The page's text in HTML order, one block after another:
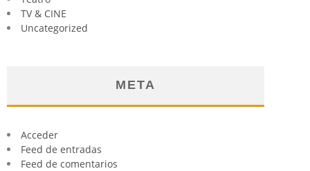
TV & CINE
Uncategorized
META
Acceder
Feed de entradas
Feed de comentarios